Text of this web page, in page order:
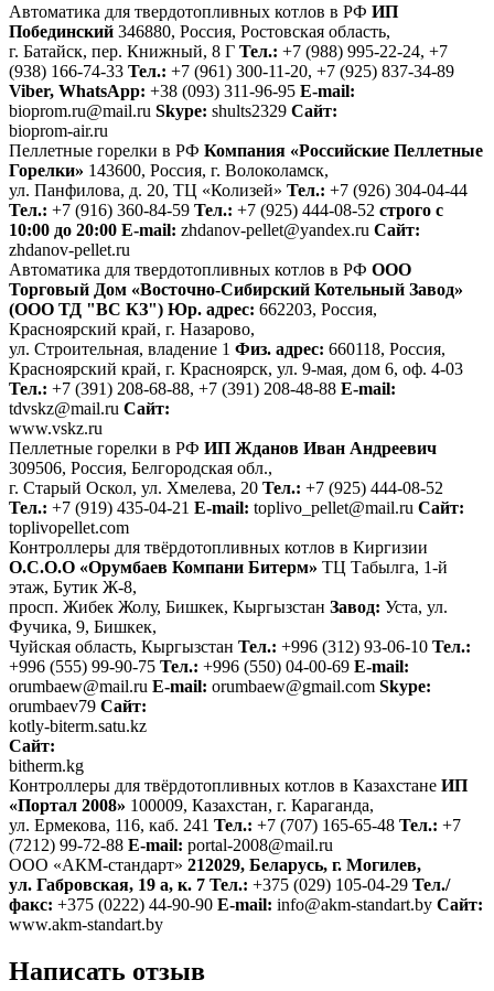
Автоматика для твердотопливных котлов в РФ ИП
Побединский 346880, Россия, Ростовская область,
г. Батайск, пер. Книжный, 8 Г Тел.: +7 (988) 995-22-24, +7
(938) 166-74-33 Тел.: +7 (961) 300-11-20, +7 (925) 837-34-89
Viber, WhatsApp: +38 (093) 311-96-95 E-mail:
bioprom.ru@mail.ru Skype: shults2329 Сайт:
bioprom-air.ru
Пеллетные горелки в РФ Компания «Российские Пеллетные
Горелки» 143600, Россия, г. Волоколамск,
ул. Панфилова, д. 20, ТЦ «Колизей» Тел.: +7 (926) 304-04-44
Тел.: +7 (916) 360-84-59 Тел.: +7 (925) 444-08-52 строго с
10:00 до 20:00 E-mail: zhdanov-pellet@yandex.ru Сайт:
zhdanov-pellet.ru
Автоматика для твердотопливных котлов в РФ ООО
Торговый Дом «Восточно-Сибирский Котельный Завод»
(ООО ТД "ВС КЗ") Юр. адрес: 662203, Россия,
Красноярский край, г. Назарово,
ул. Строительная, владение 1 Физ. адреc: 660118, Россия,
Красноярский край, г. Красноярск, ул. 9-мая, дом 6, оф. 4-03
Тел.: +7 (391) 208-68-88, +7 (391) 208-48-88 E-mail:
tdvskz@mail.ru Сайт:
www.vskz.ru
Пеллетные горелки в РФ ИП Жданов Иван Андреевич
309506, Россия, Белгородская обл.,
г. Старый Оскол, ул. Хмелева, 20 Тел.: ‎+7 (925) 444-08-52
Тел.: +7 (919) 435-04-21 E-mail: toplivo_pellet@mail.ru Сайт:
toplivopellet.com
Контроллеры для твёрдотопливных котлов в Киргизии
О.С.О.О «Орумбаев Компани Битерм» ТЦ Табылга, 1-й
этаж, Бутик Ж-8,
просп. Жибек Жолу, Бишкек, Кыргызстан Завод: Уста, ул.
Фучика, 9, Бишкек,
Чуйская область, Кыргызстан Тел.: +996 (312) 93-06-10 Тел.:
+996 (555) 99-90-75 Тел.: +996 (550) 04-00-69 E-mail:
orumbaew@mail.ru E-mail: orumbaew@gmail.com Skype:
orumbaev79 Сайт:
kotly-biterm.satu.kz
Сайт:
bitherm.kg
Контроллеры для твёрдотопливных котлов в Казахстане ИП
«Портал 2008» 100009, Казахстан, г. Караганда,
ул. Ермекова, 116, каб. 241 Тел.: +7 (707) 165-65-48 Тел.: +7
(7212) 99-72-88 E-mail: portal-2008@mail.ru
ООО «АКМ-стандарт» 212029, Беларусь, г. Могилев,
ул. Габровская, 19 а, к. 7 Тел.: +375 (029) 105-04-29 Тел./
факс: +375 (0222) 44-90-90 E-mail: info@akm-standart.by Сайт:
www.akm-standart.by
Написать отзыв